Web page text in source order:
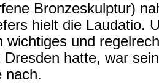
Bronzeskulptur)
hielt die Laudatio.
wichtiges und
hatte, war
nach.